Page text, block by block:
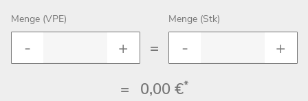
Menge (VPE)
=
Menge (Stk)
= 0,00 €*